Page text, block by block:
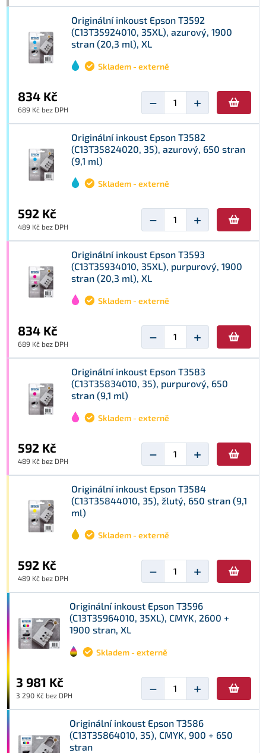
Originální inkoust Epson T3592
(C13T35924010, 35XL), azurový, 1900
stran (20,3 ml), XL
Skladem - externě
834 Kč
689 Kč bez DPH − +
Originální inkoust Epson T3582
(C13T35824020, 35), azurový, 650 stran
(9,1 ml)
Skladem - externě
592 Kč
489 Kč bez DPH − +
Originální inkoust Epson T3593
(C13T35934010, 35XL), purpurový, 1900
stran (20,3 ml), XL
Skladem - externě
834 Kč
689 Kč bez DPH − +
Originální inkoust Epson T3583
(C13T35834010, 35), purpurový, 650
stran (9,1 ml)
Skladem - externě
592 Kč
489 Kč bez DPH − +
Originální inkoust Epson T3584
(C13T35844010, 35), žlutý, 650 stran (9,1
ml)
Skladem - externě
592 Kč
489 Kč bez DPH − +
Originální inkoust Epson T3596
(C13T35964010, 35XL), CMYK, 2600 +
1900 stran, XL
Skladem - externě
3 981 Kč
3 290 Kč bez DPH − +
Originální inkoust Epson T3586
(C13T35864010, 35), CMYK, 900 + 650
stran